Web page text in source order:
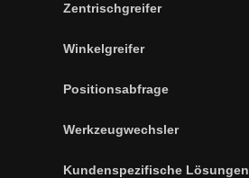
Zentrischgreifer
Winkelgreifer
Positionsabfrage
Werkzeugwechsler
Kundenspezifische Lösungen